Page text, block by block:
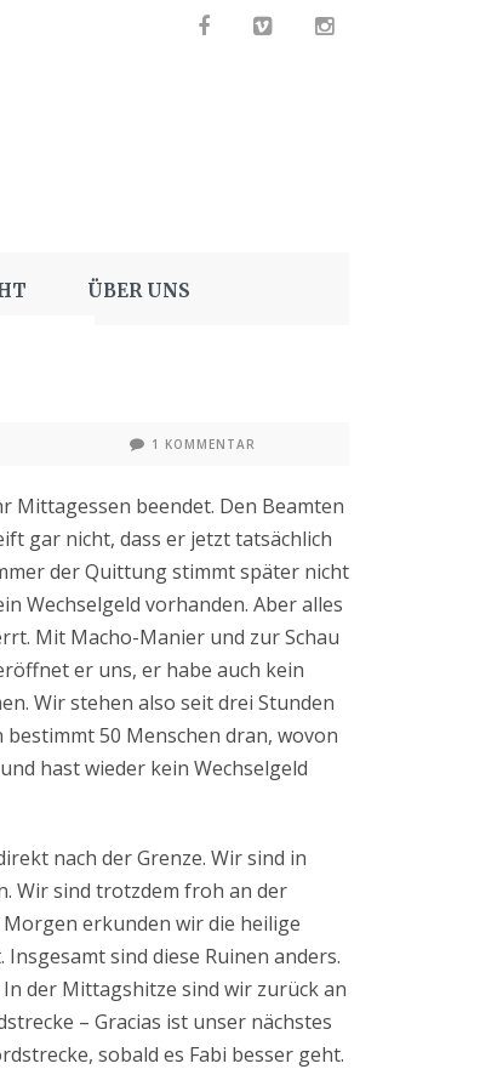
ÜBER UNS
1 KOMMENTAR
Mittagessen beendet. Den Beamten
gar nicht, dass er jetzt tatsächlich
der Quittung stimmt später nicht
Wechselgeld vorhanden. Aber alles
Mit Macho-Manier und zur Schau
er uns, er habe auch kein
Wir stehen also seit drei Stunden
50 Menschen dran, wovon
hast wieder kein Wechselgeld
nach der Grenze. Wir sind in
Wir sind trotzdem froh an der
erkunden wir die heilige
sind diese Ruinen anders.
der Mittagshitze sind wir zurück an
– Gracias ist unser nächstes
sobald es Fabi besser geht.